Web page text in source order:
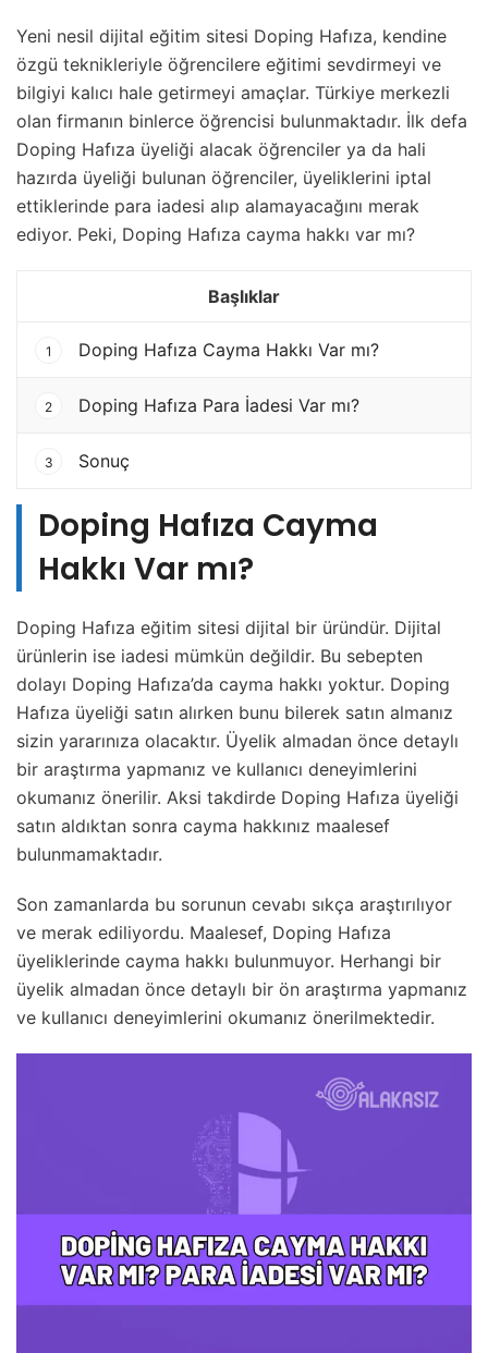
Yeni nesil dijital eğitim sitesi Doping Hafıza, kendine
özgü teknikleriyle öğrencilere eğitimi sevdirmeyi ve
bilgiyi kalıcı hale getirmeyi amaçlar. Türkiye merkezli
olan firmanın binlerce öğrencisi bulunmaktadır. İlk defa
Doping Hafıza üyeliği alacak öğrenciler ya da hali
hazırda üyeliği bulunan öğrenciler, üyeliklerini iptal
ettiklerinde para iadesi alıp alamayacağını merak
ediyor. Peki, Doping Hafıza cayma hakkı var mı?
Başlıklar
1 Doping Hafıza Cayma Hakkı Var mı?
2 Doping Hafıza Para İadesi Var mı?
3 Sonuç
Doping Hafıza Cayma
Hakkı Var mı?
Doping Hafıza eğitim sitesi dijital bir üründür. Dijital
ürünlerin ise iadesi mümkün değildir. Bu sebepten
dolayı Doping Hafıza’da cayma hakkı yoktur. Doping
Hafıza üyeliği satın alırken bunu bilerek satın almanız
sizin yararınıza olacaktır. Üyelik almadan önce detaylı
bir araştırma yapmanız ve kullanıcı deneyimlerini
okumanız önerilir. Aksi takdirde Doping Hafıza üyeliği
satın aldıktan sonra cayma hakkınız maalesef
bulunmamaktadır.
Son zamanlarda bu sorunun cevabı sıkça araştırılıyor
ve merak ediliyordu. Maalesef, Doping Hafıza
üyeliklerinde cayma hakkı bulunmuyor. Herhangi bir
üyelik almadan önce detaylı bir ön araştırma yapmanız
ve kullanıcı deneyimlerini okumanız önerilmektedir.